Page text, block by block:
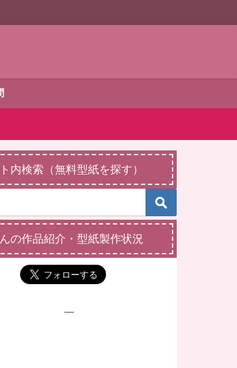
内検索（無料型紙を探す）
の作品紹介・型紙製作状況